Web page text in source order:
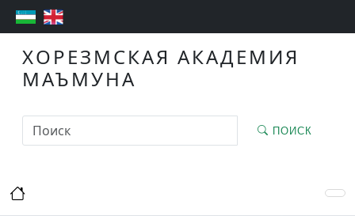
ХОРЕЗМСКАЯ АКАДЕМИЯ
МАЪМУНА
ПОИСК